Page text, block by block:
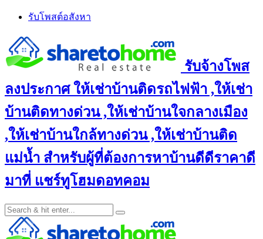
Skip
content
รับโพสต์อสังหา
รับจ้างโพส
ลงประกาศ ให้เช่าบ้านติดรถไฟฟ้า ,ให้เช่า
บ้านติดทางด่วน ,ให้เช่าบ้านใจกลางเมือง
,ให้เช่าบ้านใกล้ทางด่วน ,ให้เช่าบ้านติด
แม่น้ำ สำหรับผู้ที่ต้องการหาบ้านดีดีราคาดี
มาที่ แชร์ทูโฮมดอทคอม